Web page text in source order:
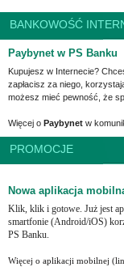
BANKOWOŚĆ
Paybynet w PS Banku
Kupujesz w Internecie?
zapłacisz za niego,
możesz mieć pewność, że
Więcej o Paybynet w
PROMOCJE
Nowa aplikacja
Klik, klik i gotowe. Już jest
smartfonie (Android/iOS)
PS Banku.
Więcej o aplikacji mobilnej (